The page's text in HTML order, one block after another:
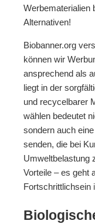
Werbematerialien
Alternativen!
Biobanner.org
können wir
ansprechend als
liegt in der
und recycelbarer
wählen bedeutet
sondern auch
senden, die bei
Umweltbelastung
Vorteile – es geht
Fortschrittlichsein